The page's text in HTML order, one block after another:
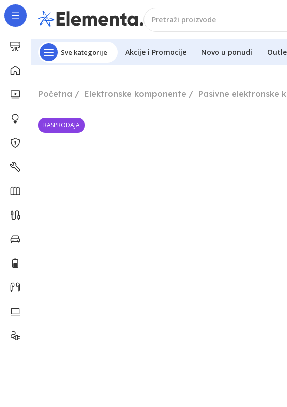
Sve kategorije Akcije i Promocije Novo u ponudi
Početna Elektronske komponente Pasivne elektronske
RASPRODAJA